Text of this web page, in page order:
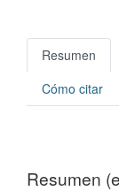
Resumen
Cómo citar
Resumen